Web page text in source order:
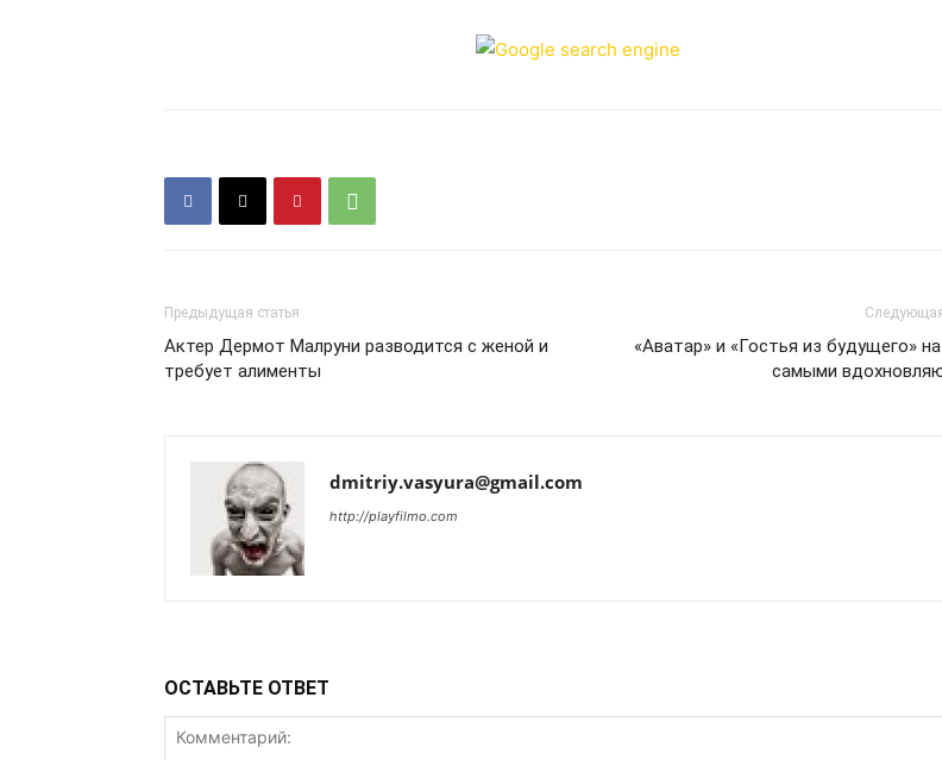
Предыдущая статья
Актер Дермот Малруни разводится с женой и
требует алименты
Следующая
«Аватар» и «Гостья из будущего»
самыми
dmitriy.vasyura@gmail.com
http://playfilmo.com
ОСТАВЬТЕ ОТВЕТ